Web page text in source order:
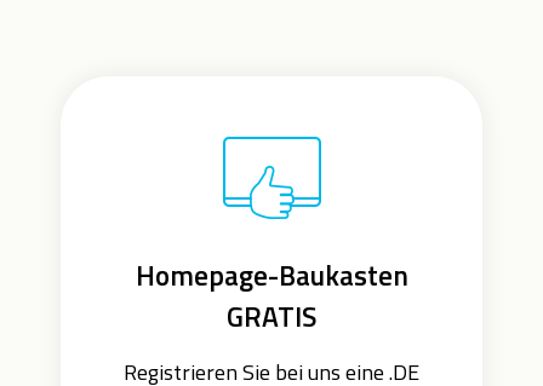
Homepage-Baukasten
GRATIS
Registrieren Sie bei uns eine .DE